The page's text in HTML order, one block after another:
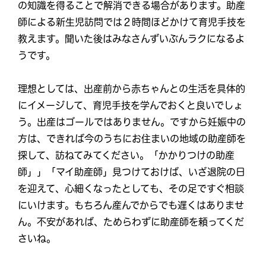
の知識を得ることで解消できる場合があります。助産
師による新生児訪問では２時間ほどかけて育児手技を
教えます。聞いた後はみなさんずいぶんラクになるよ
うです。
理想としては、出産前から赤ちゃんとの生活を具体的
にイメージして、育児手技を学んでおくと良いでしょ
う。出産はゴールではありません。ですから妊娠中の
方は、できれば今のうちにお住まいの地域の助産師を
探して、訪ねてみてください。「かかりつけの助産
師」」「マイ助産師」見つけておけば、いざ退院の日
を迎えて、心細くなったとしても、その足ですぐ相談
にいけます。もちろん産んでからでも遅くはありませ
ん。不安があれば、ためらわずに助産師を頼ってくだ
さいね。